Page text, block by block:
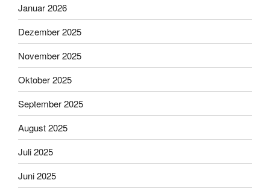
Januar 2026
Dezember 2025
November 2025
Oktober 2025
September 2025
August 2025
Juli 2025
Juni 2025